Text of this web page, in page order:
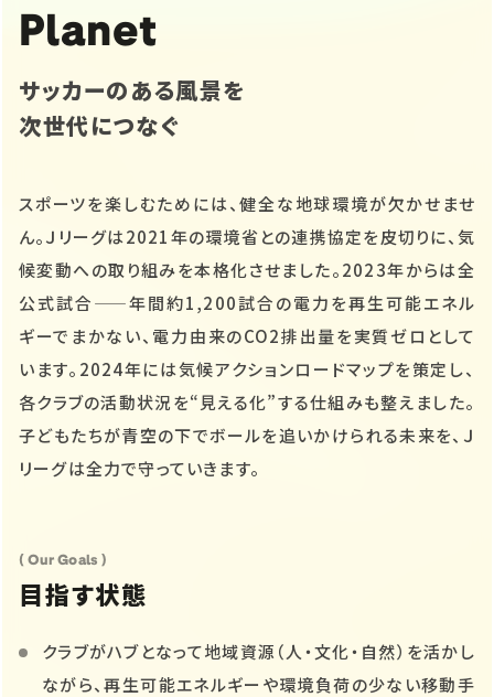
Planet
サッカーのある風景を
次世代につなぐ
スポーツを楽しむためには、健全な地球環境が欠かせませ
ん。Ｊリーグは2021年の環境省との連携協定を皮切りに、気
候変動への取り組みを本格化させました。2023年からは全
公式試合——年間約1,200試合の電力を再生可能エネル
ギーでまかない、電力由来のCO2排出量を実質ゼロとして
います。2024年には気候アクションロードマップを策定し、
各クラブの活動状況を“見える化”する仕組みも整えました。
子どもたちが青空の下でボールを追いかけられる未来を、Ｊ
リーグは全力で守っていきます。
( Our Goals )
目指す状態
クラブがハブとなって地域資源（人・文化・自然）を活かし
ながら、再生可能エネルギーや環境負荷の少ない移動手